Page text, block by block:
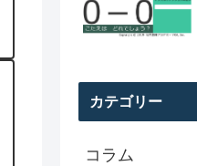
カテゴリー
コラム